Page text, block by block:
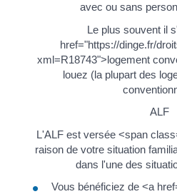
avec ou sans
Le plus souvent il
href="https://dinge.fr/
xml=R18743">logement
louez (la plupart des
ALF
L'ALF est versée <span
raison de votre situation
dans l'une des
Vous bénéficiez de <a